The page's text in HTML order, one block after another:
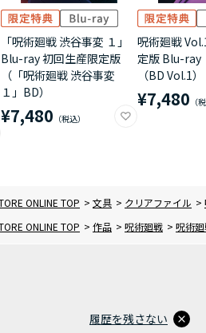
「呪術廻戦 渋谷事変 １」
Blu-ray 初回生産限定版
（「呪術廻戦 渋谷事変
１」BD）
¥7,480
呪術廻戦
定版 Blu-ray
（BD Vol.1）
¥7,480
ONLINE TOP > 文具 > クリアファイル >
ONLINE TOP > 作品 > 呪術廻戦 > 呪術
履歴を残さない